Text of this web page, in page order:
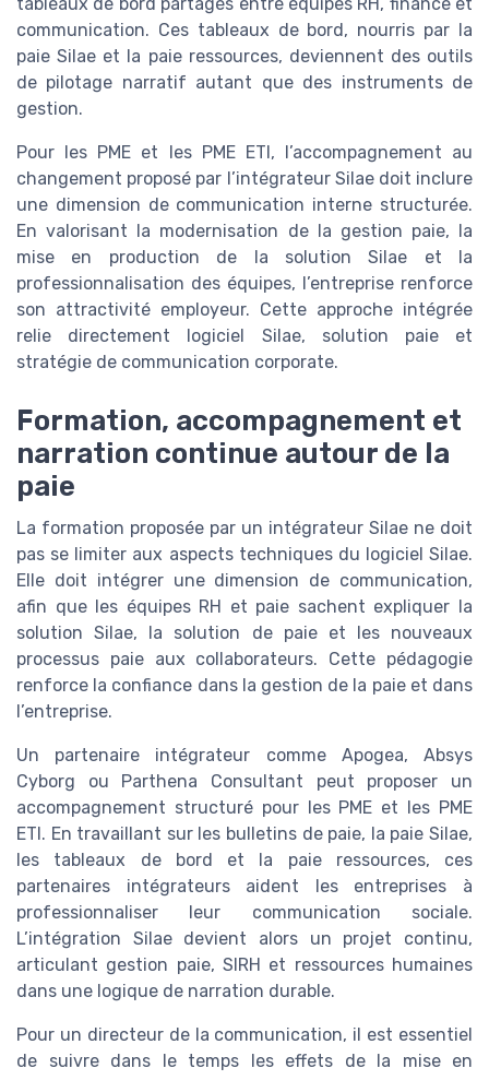
communication. Ces tableaux de bord, nourris par la
paie Silae et la paie ressources, deviennent des outils
de pilotage narratif autant que des instruments de
gestion.
Pour les PME et les PME ETI, l’accompagnement au
changement proposé par l’intégrateur Silae doit inclure
une dimension de communication interne structurée.
En valorisant la modernisation de la gestion paie, la
mise en production de la solution Silae et la
professionnalisation des équipes, l’entreprise renforce
son attractivité employeur. Cette approche intégrée
relie directement logiciel Silae, solution paie et
stratégie de communication corporate.
Formation, accompagnement et
narration continue autour de la
paie
La formation proposée par un intégrateur Silae ne doit
pas se limiter aux aspects techniques du logiciel Silae.
Elle doit intégrer une dimension de communication,
afin que les équipes RH et paie sachent expliquer la
solution Silae, la solution de paie et les nouveaux
processus paie aux collaborateurs. Cette pédagogie
renforce la confiance dans la gestion de la paie et dans
l’entreprise.
Un partenaire intégrateur comme Apogea, Absys
Cyborg ou Parthena Consultant peut proposer un
accompagnement structuré pour les PME et les PME
ETI. En travaillant sur les bulletins de paie, la paie Silae,
les tableaux de bord et la paie ressources, ces
partenaires intégrateurs aident les entreprises à
professionnaliser leur communication sociale.
L’intégration Silae devient alors un projet continu,
articulant gestion paie, SIRH et ressources humaines
dans une logique de narration durable.
Pour un directeur de la communication, il est essentiel
de suivre dans le temps les effets de la mise en